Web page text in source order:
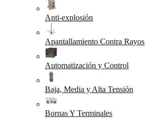
Anti-explosión
Apantallamiento Contra Rayos
Automatización y Control
Baja, Media y Alta Tensión
Bornas Y Terminales